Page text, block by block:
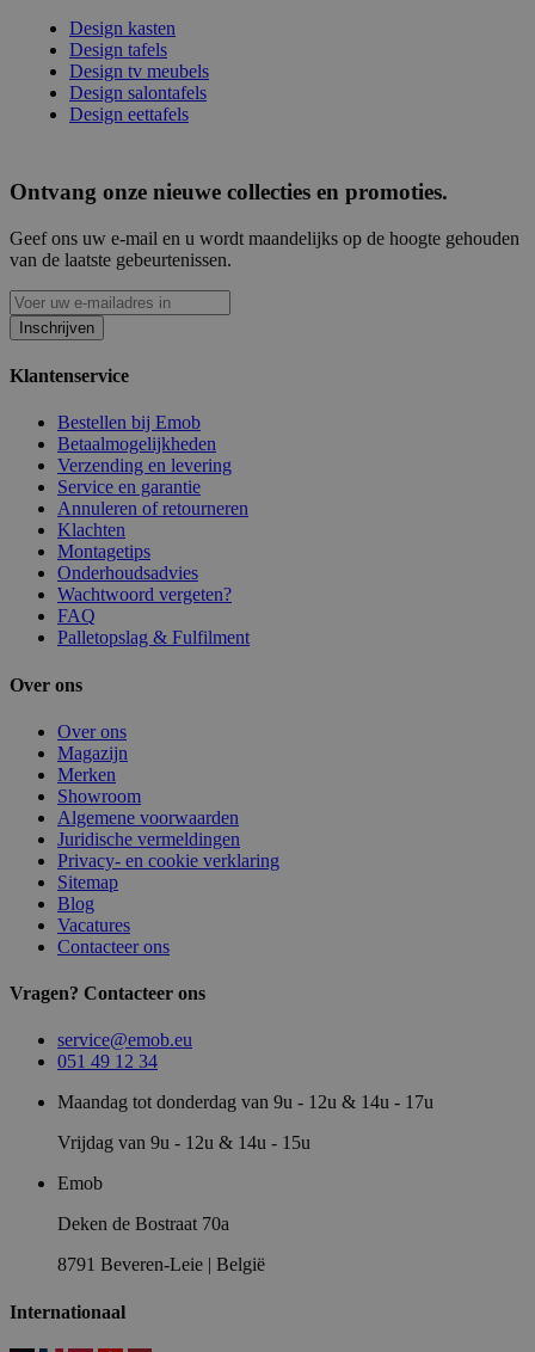
Design kasten
Design tafels
Design tv meubels
Design salontafels
Design eettafels
Ontvang onze nieuwe collecties en promoties.
Geef ons uw e-mail en u wordt maandelijks op de hoogte gehouden
van de laatste gebeurtenissen.
Inschrijven
Klantenservice
Bestellen bij Emob
Betaalmogelijkheden
Verzending en levering
Service en garantie
Annuleren of retourneren
Klachten
Montagetips
Onderhoudsadvies
Wachtwoord vergeten?
FAQ
Palletopslag & Fulfilment
Over ons
Over ons
Magazijn
Merken
Showroom
Algemene voorwaarden
Juridische vermeldingen
Privacy- en cookie verklaring
Sitemap
Blog
Vacatures
Contacteer ons
Vragen? Contacteer ons
service@emob.eu
051 49 12 34
Maandag tot donderdag van 9u - 12u & 14u - 17u
Vrijdag van 9u - 12u & 14u - 15u
Emob
Deken de Bostraat 70a
8791 Beveren-Leie | België
Internationaal